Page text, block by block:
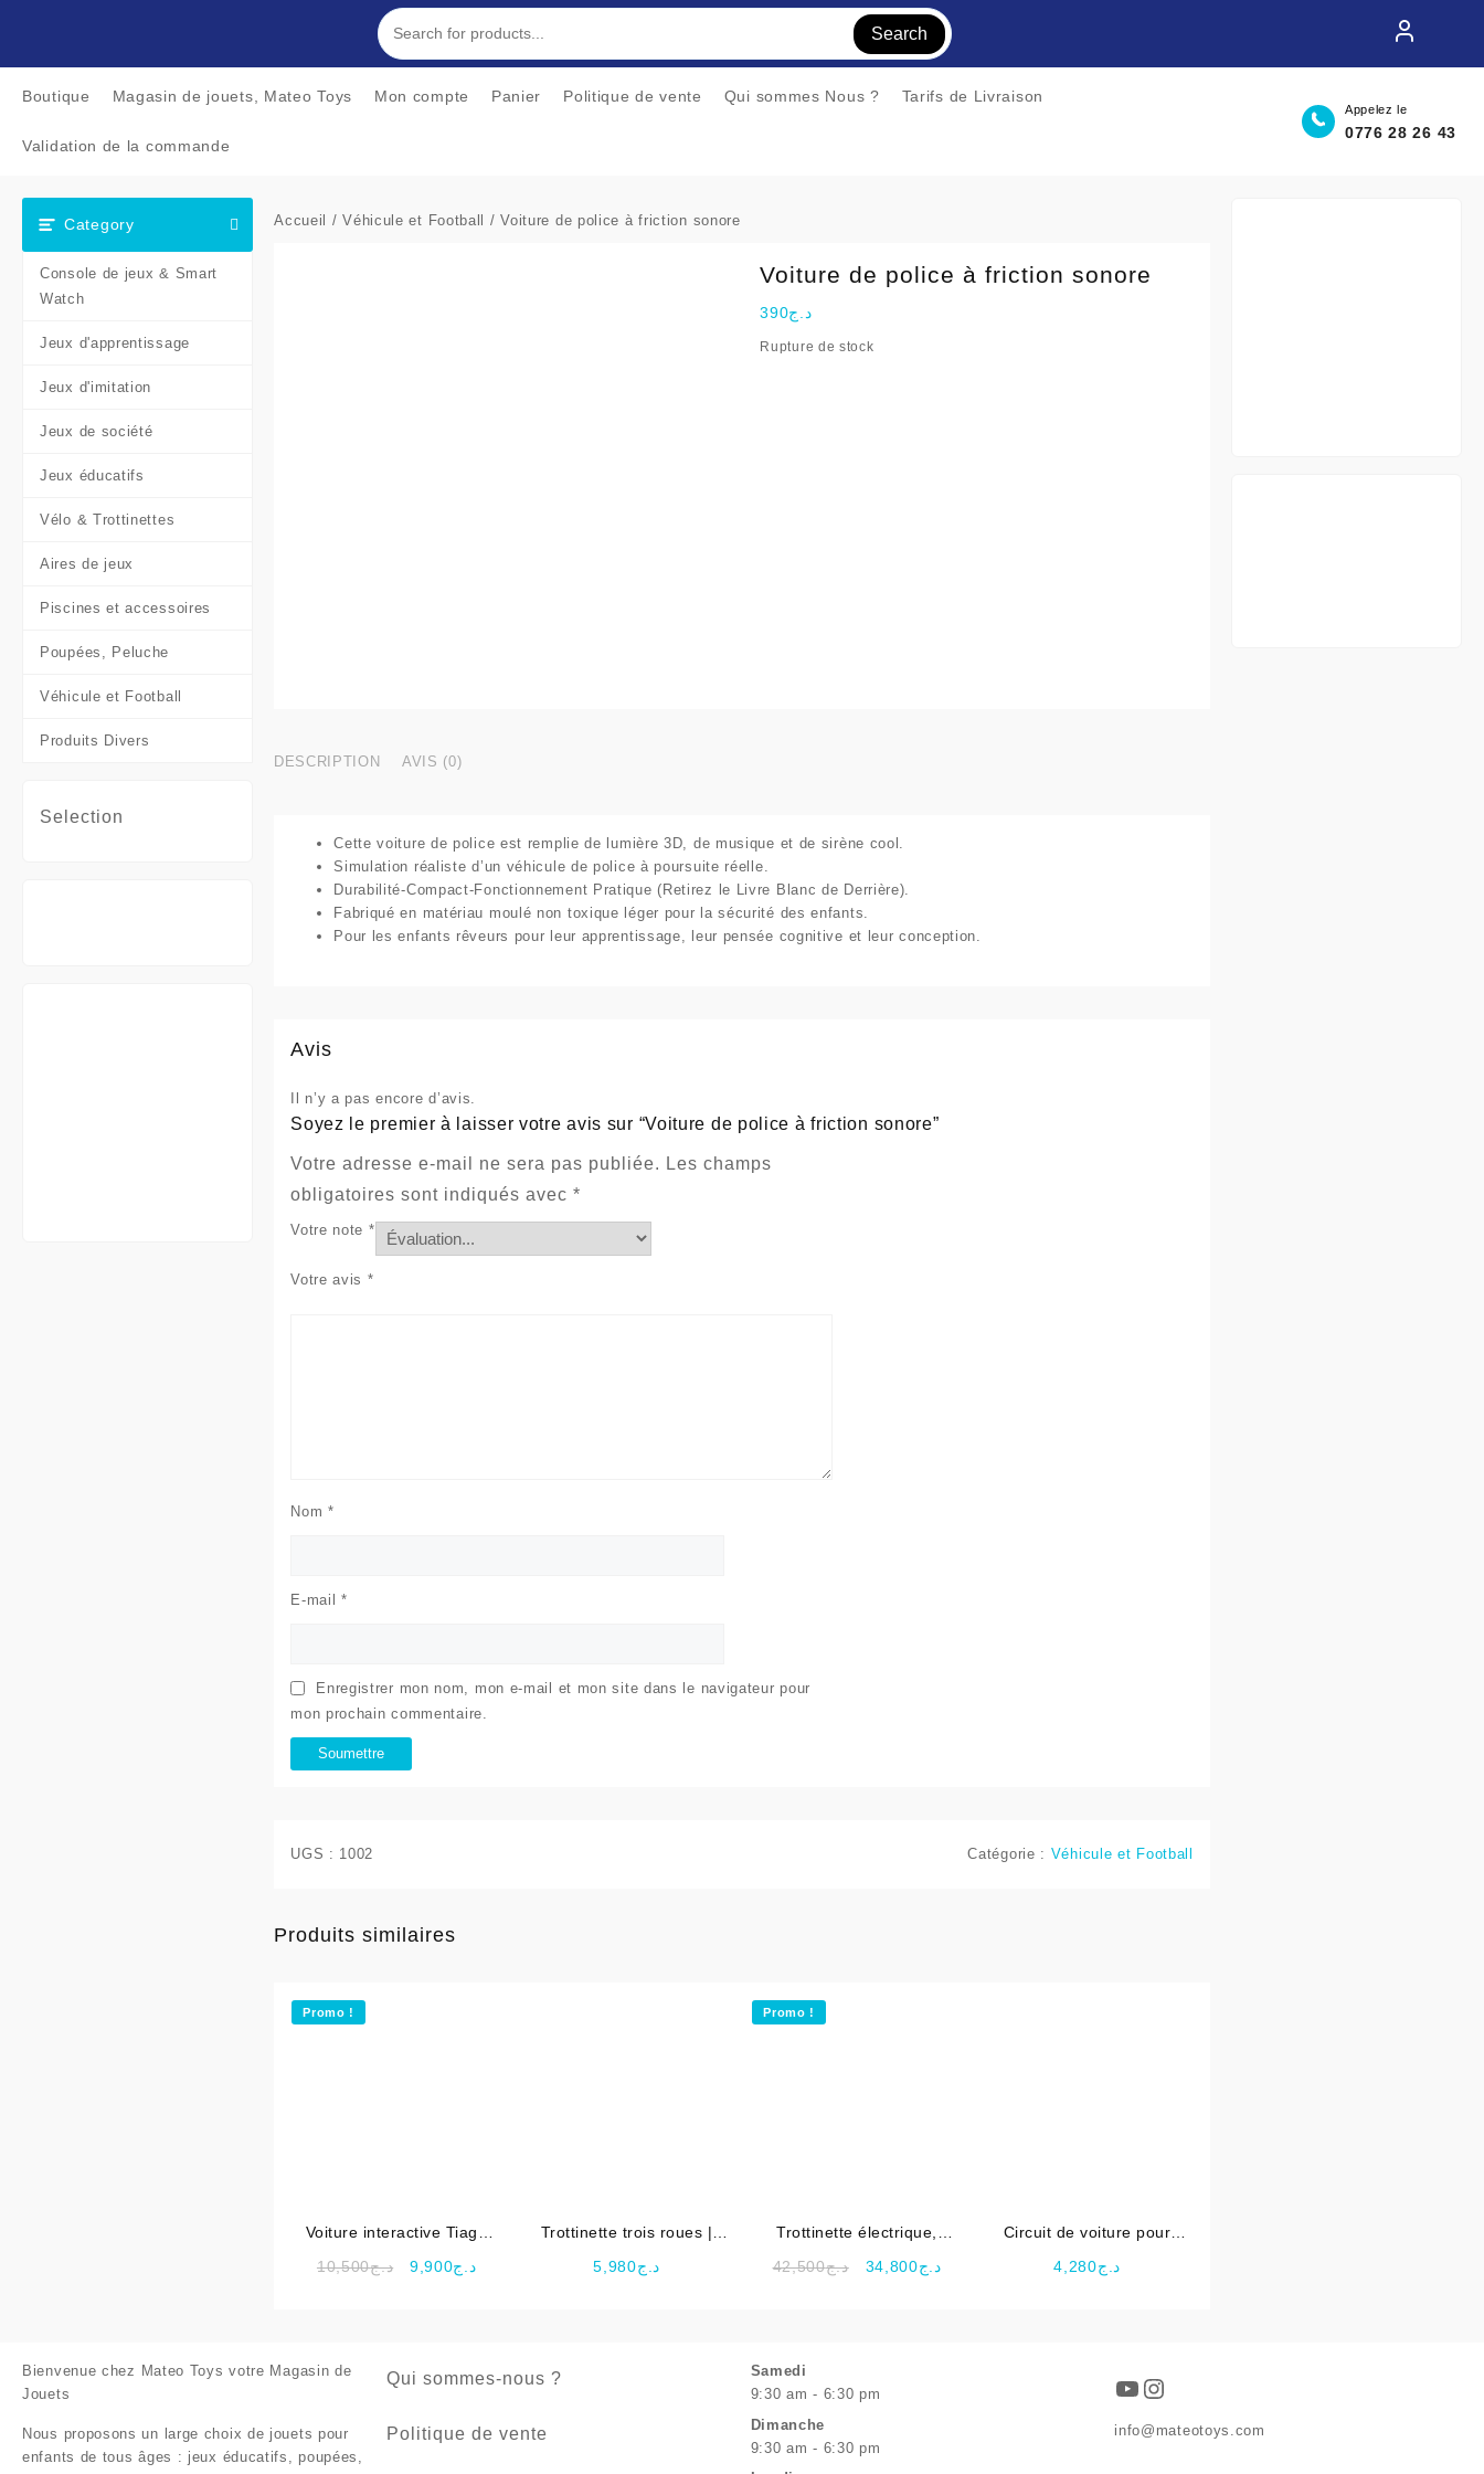
Search
Boutique Magasin de jouets, Mateo Toys Mon compte Panier Politique de vente Qui sommes Nous ? Tarifs de Livraison
Validation de la commande
Appelez le
0776 28 26 43
Category
Console de jeux & Smart
Watch
Jeux d'apprentissage
Jeux d'imitation
Jeux de société
Jeux éducatifs
Vélo & Trottinettes
Aires de jeux
Piscines et accessoires
Poupées, Peluche
Véhicule et Football
Produits Divers
Selection
Accueil /Véhicule et Football / Voiture de police à friction sonore
Voiture de police à friction sonore
د.ج390
Rupture de stock
DESCRIPTION AVIS (0)
Cette voiture de police est remplie de lumière 3D, de musique et de sirène cool.
Simulation réaliste d’un véhicule de police à poursuite réelle.
Durabilité-Compact-Fonctionnement Pratique (Retirez le Livre Blanc de Derrière).
Fabriqué en matériau moulé non toxique léger pour la sécurité des enfants.
Pour les enfants rêveurs pour leur apprentissage, leur pensée cognitive et leur conception.
Avis
Il n’y a pas encore d’avis.
Soyez le premier à laisser votre avis sur “Voiture de police à friction sonore”
Votre adresse e-mail ne sera pas publiée. Les champs
obligatoires sont indiqués avec*
Votre note *
Votre avis *
Nom *
E-mail*
Enregistrer mon nom, mon e-mail et mon site dans le navigateur pour
mon prochain commentaire.
UGS : 1002 Catégorie : Véhicule et Football
Produits similaires
Promo !
Voiture interactive Tiago
pour enfant | Vtech
د.ج10,500
Le
د.ج9,900
Le
Trottinette trois roues |
د.ج5,980
Promo !
Trottinette électrique,
د.ج42,500
Le
د.ج34,800
Le
Circuit de voiture pour
د.ج4,280
Bienvenue chez Mateo Toys votre Magasin de
Jouets
Nous proposons un large choix de jouets pour
enfants de tous âges : jeux éducatifs, poupées,
Qui sommes-nous ?
Politique de vente
Samedi
9:30 am - 6:30 pm
Dimanche
9:30 am - 6:30 pm
YouTube
Instagram
info@mateotoys.com